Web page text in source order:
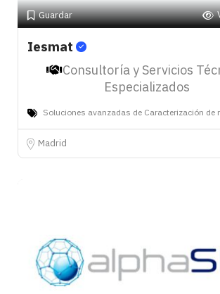
Guardar
Iesmat
Consultoría y Servicios
Especializados
Soluciones avanzadas de Caracterización de
Madrid